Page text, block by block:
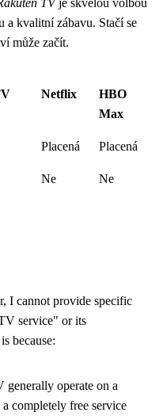
TVje skvělou volbou
a kvalitní zábavu. Stačí se
může začít.
Netflix
HBO
Max
Placená Placená
Ne Ne
I cannot provide specific
service" or its
because:
generally operate on a
completely free service